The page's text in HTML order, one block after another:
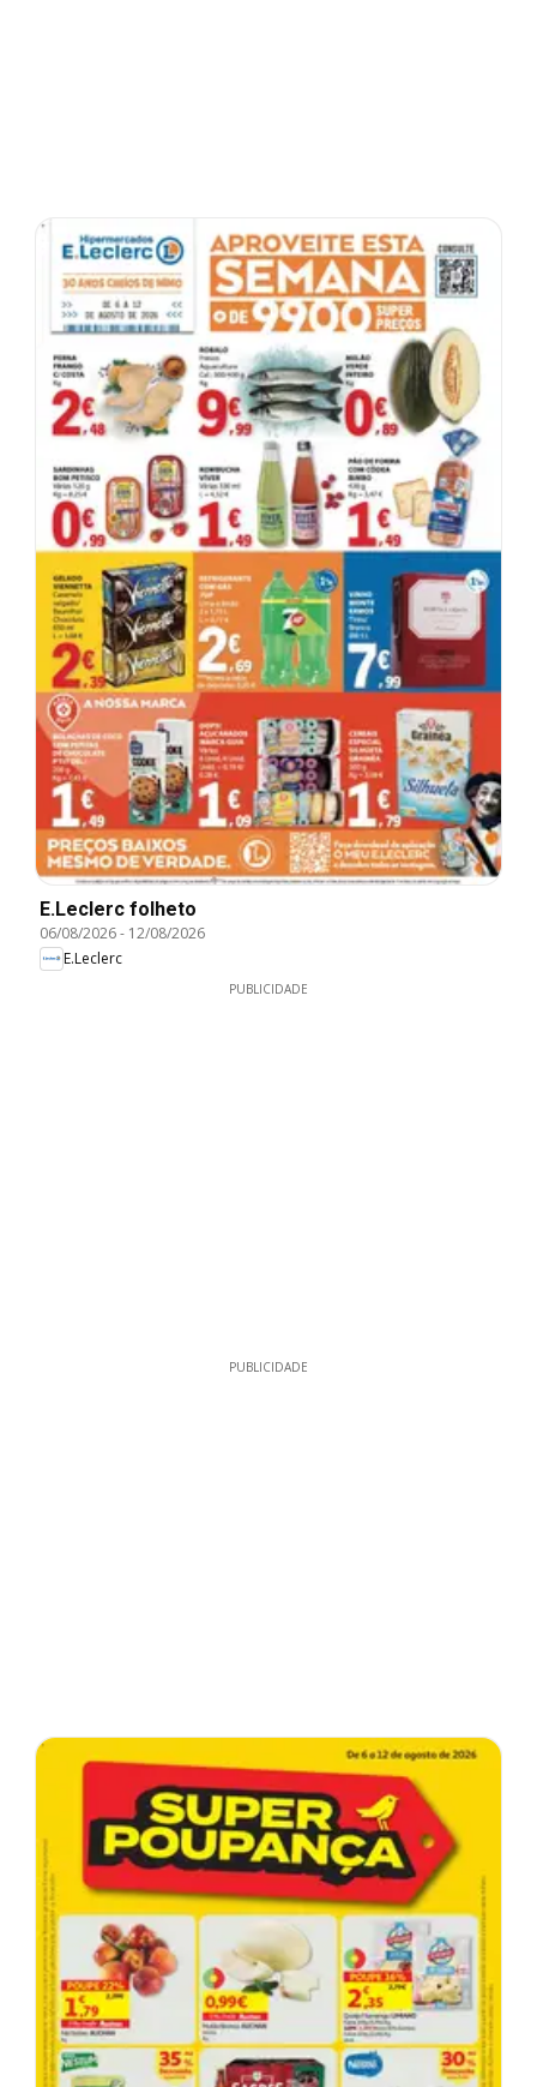
E.Leclerc folheto
06/08/2026- 12/08/2026
E.Leclerc
PUBLICIDADE
PUBLICIDADE